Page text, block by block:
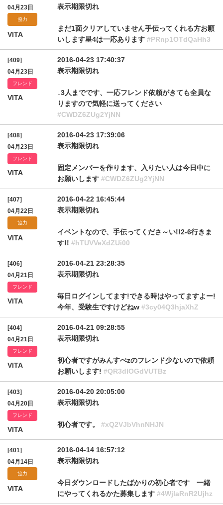
04月23日
協力
VITA
表示期限切れ
まだ1面クリアしていません手伝ってくれる方お願
いします星4は一応あります #PRnp1OTdQaHh3
[409]
04月23日
フレンド
VITA
2016-04-23 17:40:37
表示期限切れ
↓3人までです、一応フレンド依頼がきても全員な
りますので気軽に送ってください
#CWDZ6ZUg2YjNN
[408]
04月23日
フレンド
VITA
2016-04-23 17:39:06
表示期限切れ
固定メンバーを作ります、入りたい人は今日中に
お願いします #CWDZ6ZUg2YjNN
[407]
04月22日
協力
VITA
2016-04-22 16:45:44
表示期限切れ
イベントなので、手伝ってくださ～い!!2-6行きま
す!! #hTUVVeXdZUi00
[406]
04月21日
フレンド
VITA
2016-04-21 23:28:35
表示期限切れ
毎日ログインしてます!できる時はやってますよー!
今年、受験生ですけどねw #3cy04Q3hjaXhZ
[404]
04月21日
フレンド
VITA
2016-04-21 09:28:55
表示期限切れ
初心者ですがみんすぺzのフレンド少ないので依頼
お願いします! #QR3dlOGdVUTBz
[403]
04月20日
フレンド
VITA
2016-04-20 20:05:00
表示期限切れ
初心者です。 #xQ2VJbVhnNHJN
[401]
04月14日
協力
VITA
2016-04-14 16:57:12
表示期限切れ
今日ダウンロードしたばかりの初心者です 一緒
にやってくれるかた募集します #4WjlaRnR2Ujhz